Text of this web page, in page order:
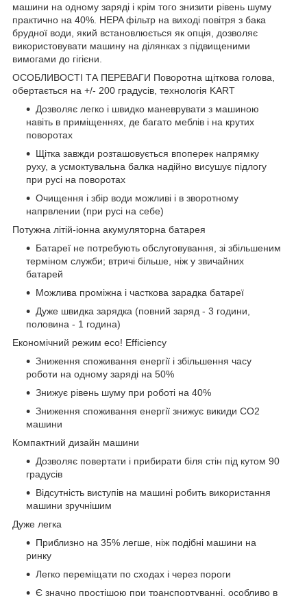
машини на одному заряді і крім того знизити рівень шуму
практично на 40%. HEPA фільтр на виході повітря з бака
брудної води, який встановлюється як опція, дозволяє
використовувати машину на ділянках з підвищеними
вимогами до гігієни.
ОСОБЛИВОСТІ ТА ПЕРЕВАГИ Поворотна щіткова голова,
обертається на +/- 200 градусів, технологія KART
Дозволяє легко і швидко маневрувати з машиною
навіть в приміщеннях, де багато меблів і на крутих
поворотах
Щітка завжди розташовується впоперек напрямку
руху, а усмоктувальна балка надійно висушує підлогу
при русі на поворотах
Очищення і збір води можливі і в зворотному
напрвлении (при русі на себе)
Потужна літій-іонна акумуляторна батарея
Батареї не потребують обслуговування, зі збільшеним
терміном служби; втричі більше, ніж у звичайних
батарей
Можлива проміжна і часткова зарадка батареї
Дуже швидка зарядка (повний заряд - 3 години,
половина - 1 година)
Економічний режим eco! Efficiency
Зниження споживання енергії і збільшення часу
роботи на одному заряді на 50%
Знижує рівень шуму при роботі на 40%
Зниження споживання енергії знижує викиди СО2
машини
Компактний дизайн машини
Дозволяє повертати і прибирати біля стін під кутом 90
градусів
Відсутність виступів на машині робить використання
машини зручнішим
Дуже легка
Приблизно на 35% легше, ніж подібні машини на
ринку
Легко переміщати по сходах і через пороги
Є значно простішою при транспортуванні, особливо в